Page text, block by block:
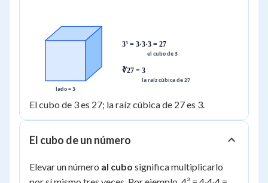
lado = 3
3³ = 3·3·3 = 27
el cubo de 3
∛27 = 3
la raíz cúbica de 27
El cubo de 3 es 27; la raíz cúbica de 27 es 3.
El cubo de un número
Elevar un número al cubo significa multiplicarlo